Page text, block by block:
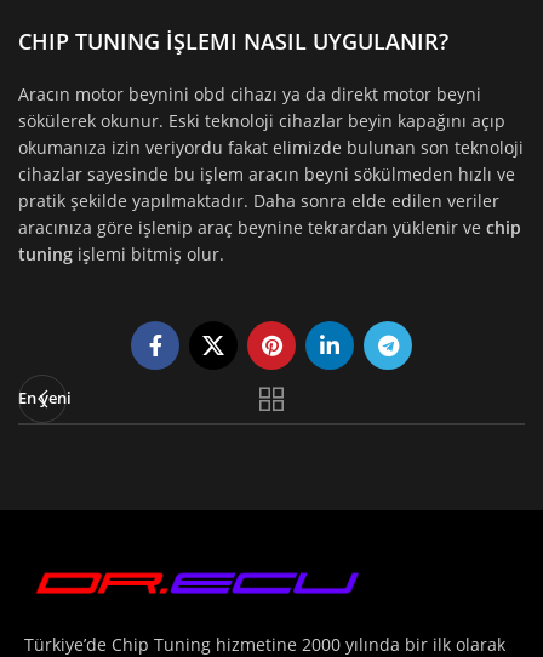
CHIP TUNING İŞLEMI NASIL UYGULANIR?
Aracın motor beynini obd cihazı ya da direkt motor beyni
sökülerek okunur. Eski teknoloji cihazlar beyin kapağını açıp
okumanıza izin veriyordu fakat elimizde bulunan son teknoloji
cihazlar sayesinde bu işlem aracın beyni sökülmeden hızlı ve
pratik şekilde yapılmaktadır. Daha sonra elde edilen veriler
aracınıza göre işlenip araç beynine tekrardan yüklenir ve chip
tuning işlemi bitmiş olur.
En yeni
Türkiye’de Chip Tuning hizmetine 2000 yılında bir ilk olarak